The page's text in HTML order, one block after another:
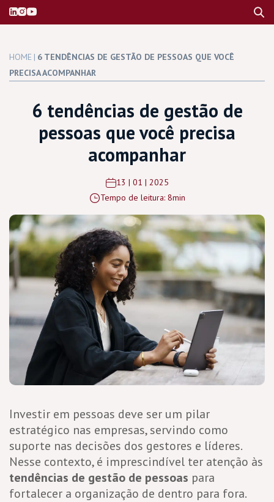
HOME | 6 TENDÊNCIAS DE GESTÃO DE PESSOAS QUE VOCÊ
PRECISA ACOMPANHAR
6 tendências de gestão de
pessoas que você precisa
acompanhar
13 | 01 | 2025
Tempo de leitura: 8min
Investir em pessoas deve ser um pilar
estratégico nas empresas, servindo como
suporte nas decisões dos gestores e líderes.
Nesse contexto, é imprescindível ter atenção às
tendências de gestão de pessoas para
fortalecer a organização de dentro para fora.